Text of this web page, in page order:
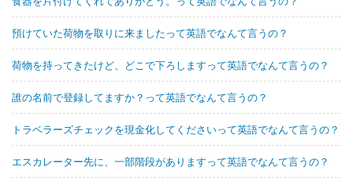
預けていた荷物を取りに来ましたって英語でなんて言うの？
荷物を持ってきたけど、どこで下ろしますって英語でなんて言うの？
誰の名前で登録してますか？って英語でなんて言うの？
トラベラーズチェックを現金化してくださいって英語でなんて言うの？
エスカレーター先に、一部階段がありますって英語でなんて言うの？